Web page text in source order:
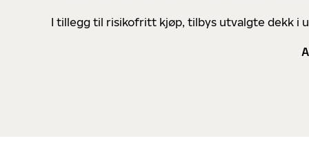
I tillegg til risikofritt kjøp, tilbys utvalgte dekk i